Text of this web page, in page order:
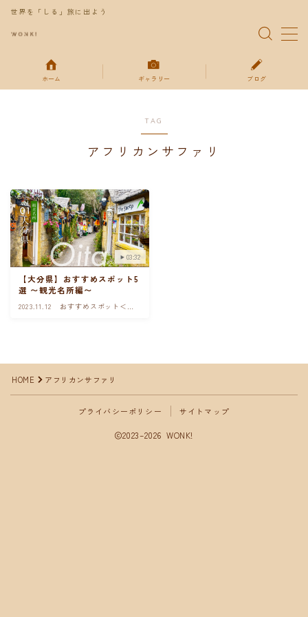
世界を「しる」旅に出よう
お得な情報
お問い合わせ
プライバシーポリシー
ホーム ギャラリー ブログ
TAG
アフリカンサファリ
03:32
【大分県】おすすめスポット5
選 〜観光名所編〜
2023.11.12
おすすめスポット＜日
HOME アフリカンサファリ
プライバシーポリシー サイトマップ
2023–2026 WONK!